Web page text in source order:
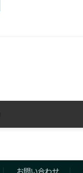
お問い合わせ